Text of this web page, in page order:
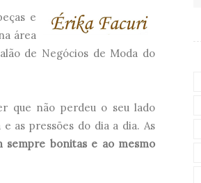
e
área
de Negócios de Moda do
que não perdeu o seu lado
as pressões do dia a dia. As
sempre bonitas e ao mesmo